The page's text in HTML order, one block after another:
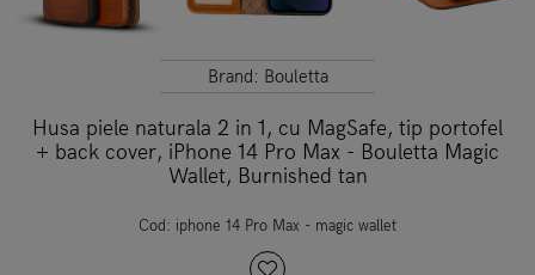
Brand: Bouletta
Husa piele naturala 2 in 1, cu MagSafe, tip portofel
+ back cover, iPhone 14 Pro Max - Bouletta Magic
Wallet, Burnished tan
Cod: iphone 14 Pro Max - magic wallet